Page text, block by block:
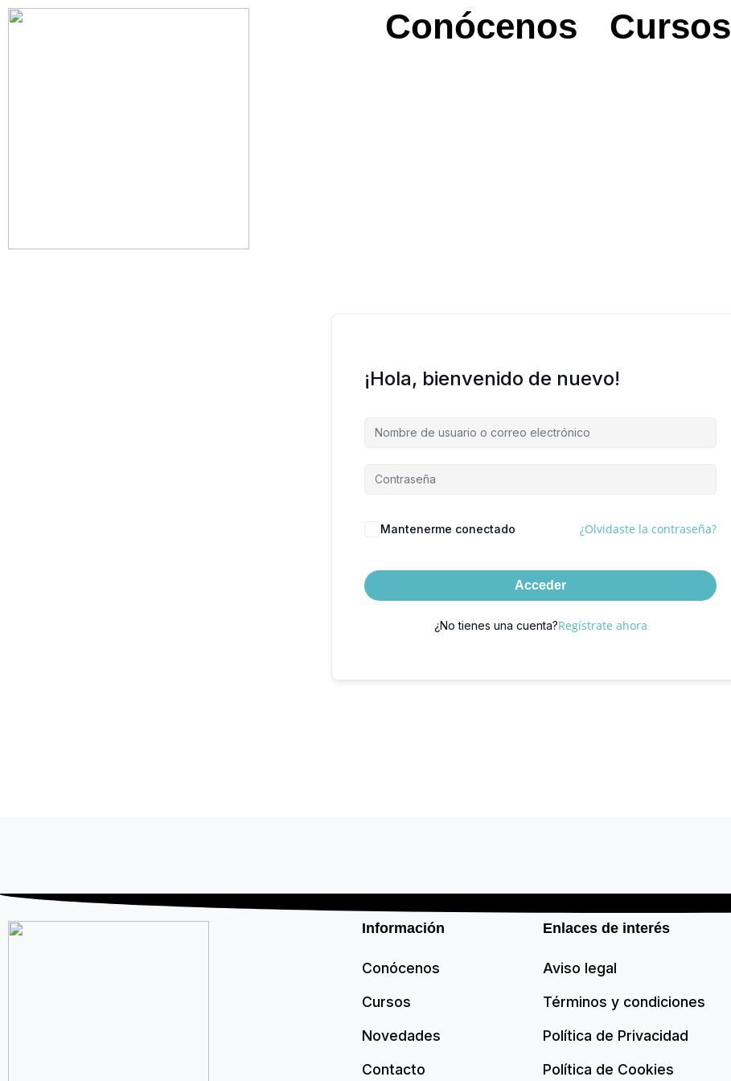
Conócenos Cursos
¡Hola, bienvenido de nuevo!
Mantenerme conectado ¿Olvidaste la contraseña?
Acceder
¿No tienes una cuenta?Regístrate ahora
Información
Conócenos
Cursos
Novedades
Contacto
Enlaces de interés
Aviso legal
Términos y condiciones
Política de Privacidad
Política de Cookies